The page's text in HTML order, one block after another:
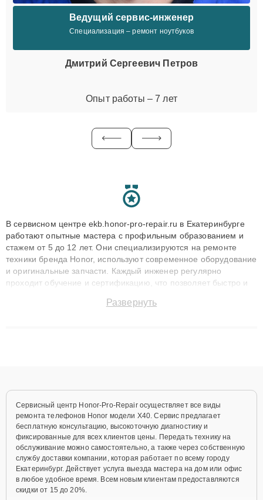
Ведущий сервис-инженер
Специализация – ремонт ноутбуков
Дмитрий Сергеевич Петров
Опыт работы – 7 лет
В сервисном центре ekb.honor-pro-repair.ru в Екатеринбурге
работают опытные мастера с профильным образованием и
стажем от 5 до 12 лет. Они специализируются на ремонте
техники бренда Honor, используют современное оборудование
и оригинальные запчасти. Каждый инженер регулярно
проходит обучение и сертификацию, что позволяет быстро и
сохранением гарантии до 3 лет. Наши мастера решают
Развернуть
Сервисный центр Honor-Pro-Repair осуществляет все виды
ремонта телефонов Honor модели X40. Сервис предлагает
бесплатную консультацию, высокоточную диагностику и
фиксированные для всех клиентов цены. Передать технику на
обслуживание можно самостоятельно, а также через собственную
службу доставки компании, которая работает по всему городу
Екатеринбург. Действует услуга выезда мастера на дом или офис
в любое удобное время. Всем новым клиентам предоставляются
скидки от 15 до 20%.